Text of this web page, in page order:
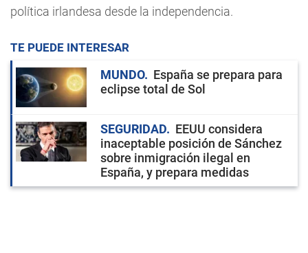
política irlandesa desde la independencia.
TE PUEDE INTERESAR
MUNDO
España se prepara para
eclipse total de Sol
SEGURIDAD
EEUU considera
inaceptable posición de Sánchez
sobre inmigración ilegal en
España, y prepara medidas